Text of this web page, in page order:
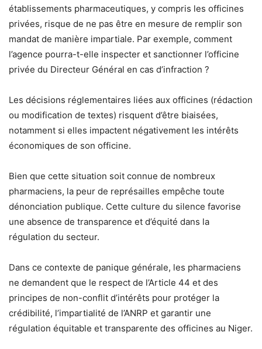
établissements pharmaceutiques, y compris les officines
privées, risque de ne pas être en mesure de remplir son
mandat de manière impartiale. Par exemple, comment
l’agence pourra-t-elle inspecter et sanctionner l’officine
privée du Directeur Général en cas d’infraction ?
Les décisions réglementaires liées aux officines (rédaction
ou modification de textes) risquent d’être biaisées,
notamment si elles impactent négativement les intérêts
économiques de son officine.
Bien que cette situation soit connue de nombreux
pharmaciens, la peur de représailles empêche toute
dénonciation publique. Cette culture du silence favorise
une absence de transparence et d’équité dans la
régulation du secteur.
Dans ce contexte de panique générale, les pharmaciens
ne demandent que le respect de l’Article 44 et des
principes de non-conflit d’intérêts pour protéger la
crédibilité, l’impartialité de l’ANRP et garantir une
régulation équitable et transparente des officines au Niger.